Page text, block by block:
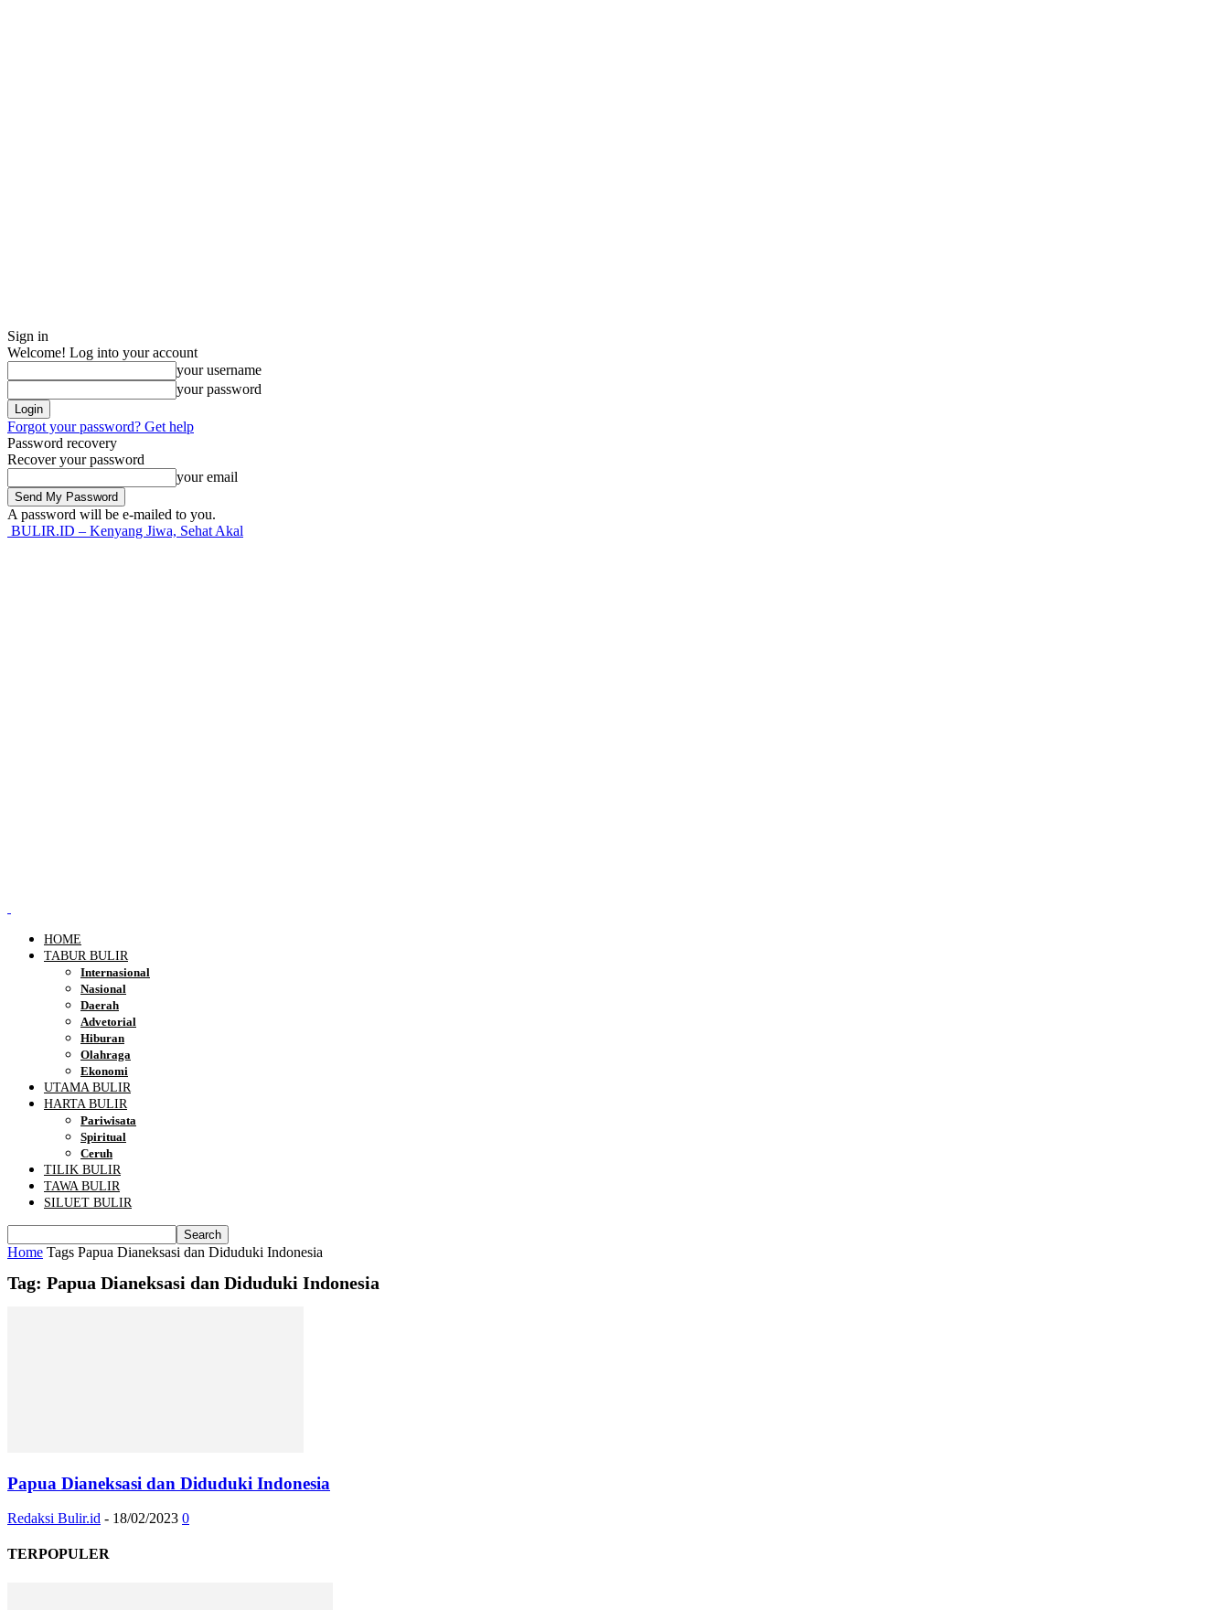
Sign in
Welcome! Log into your account
your username
your password
Forgot your password? Get help
Password recovery
Recover your password
your email
A password will be e-mailed to you.
BULIR.ID – Kenyang Jiwa, Sehat Akal
HOME
TABUR BULIR
Internasional
Nasional
Daerah
Advetorial
Hiburan
Olahraga
Ekonomi
UTAMA BULIR
HARTA BULIR
Pariwisata
Spiritual
Ceruh
TILIK BULIR
TAWA BULIR
SILUET BULIR
Home Tags Papua Dianeksasi dan Diduduki Indonesia
Tag: Papua Dianeksasi dan Diduduki Indonesia
Papua Dianeksasi dan Diduduki Indonesia
Redaksi Bulir.id - 18/02/2023 0
TERPOPULER